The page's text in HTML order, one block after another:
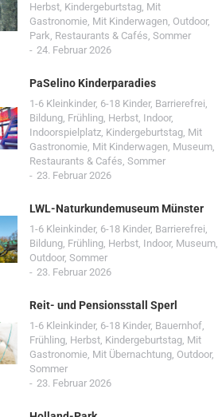
Herbst, Kindergeburtstag, Mit
Gastronomie, Mit Kinderwagen, Outdoor,
Park, Restaurants & Cafés, Sommer
24. Februar 2026
PaSelino Kinderparadies
1-6 Kleinkinder, 6-18 Kinder, Barrierefrei,
Bildung, Frühling, Herbst, Indoor,
Indoorspielplatz, Kindergeburtstag, Mit
Gastronomie, Mit Kinderwagen, Museum,
Restaurants & Cafés, Sommer
23. Februar 2026
LWL-Naturkundemuseum Münster
1-6 Kleinkinder, 6-18 Kinder, Barrierefrei,
Bildung, Frühling, Herbst, Indoor, Museum,
Outdoor, Sommer
23. Februar 2026
Reit- und Pensionsstall Sperl
1-6 Kleinkinder, 6-18 Kinder, Bauernhof,
Frühling, Herbst, Kindergeburtstag, Mit
Gastronomie, Mit Übernachtung, Outdoor,
Sommer
23. Februar 2026